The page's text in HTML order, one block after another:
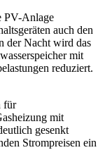
PV-Anlage
auch den
der Nacht wird das
mit
reduziert.
für
mit
gesenkt
Strompreisen ein